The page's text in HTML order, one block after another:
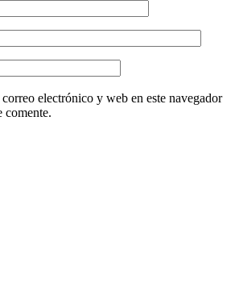
electrónico y web en este navegador
comente.